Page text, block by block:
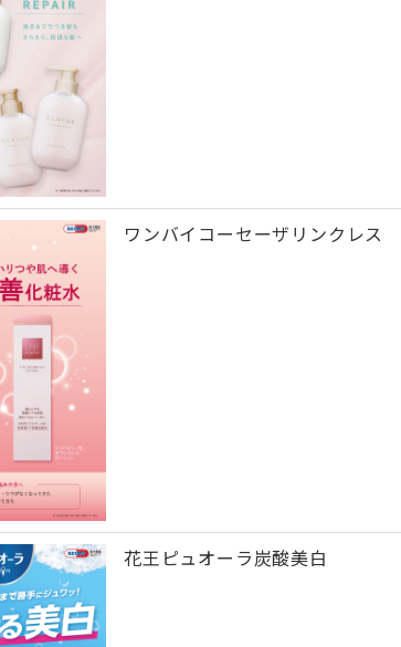
ワンバイコーセーザリンクレス
花王ピュオーラ炭酸美白